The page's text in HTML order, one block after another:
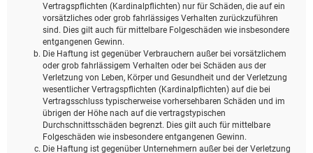
Vertragspflichten (Kardinalpflichten) nur für Schäden, die auf ein
vorsätzliches oder grob fahrlässiges Verhalten zurückzuführen
sind. Dies gilt auch für mittelbare Folgeschäden wie insbesondere
entgangenen Gewinn.
Die Haftung ist gegenüber Verbrauchern außer bei vorsätzlichem
oder grob fahrlässigem Verhalten oder bei Schäden aus der
Verletzung von Leben, Körper und Gesundheit und der Verletzung
wesentlicher Vertragspflichten (Kardinalpflichten) auf die bei
Vertragsschluss typischerweise vorhersehbaren Schäden und im
übrigen der Höhe nach auf die vertragstypischen
Durchschnittsschäden begrenzt. Dies gilt auch für mittelbare
Folgeschäden wie insbesondere entgangenen Gewinn.
Die Haftung ist gegenüber Unternehmern außer bei der Verletzung